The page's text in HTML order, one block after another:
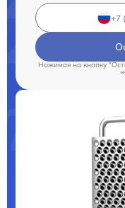
Нажимая на кнопку